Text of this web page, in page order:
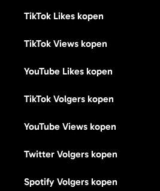
TikTok Likes kopen
TikTok Views kopen
YouTube Likes kopen
TikTok Volgers kopen
YouTube Views kopen
Twitter Volgers kopen
Spotify Volgers kopen